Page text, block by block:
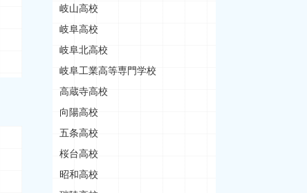
岐山高校
岐阜高校
岐阜北高校
岐阜工業高等専門学校
高蔵寺高校
向陽高校
五条高校
桜台高校
昭和高校